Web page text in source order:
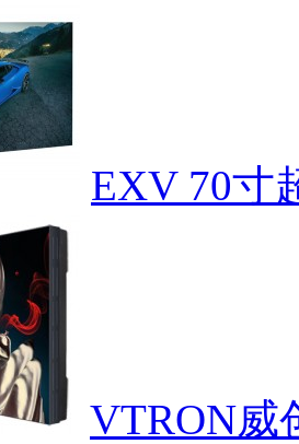
EXV 70寸
VTRON威